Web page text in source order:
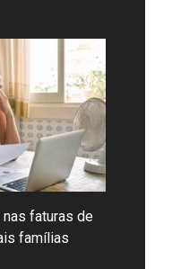
faturas de
famílias